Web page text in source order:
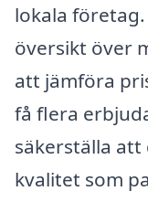
lokala
översikt över
att jämföra
få flera
säkerställa
kvalitet som